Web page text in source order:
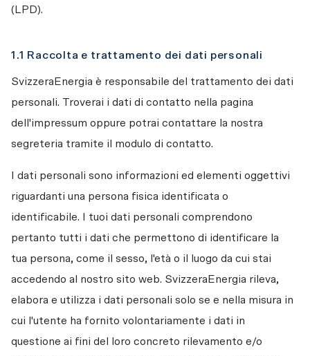
(LPD).
1.1 Raccolta e trattamento dei dati personali
SvizzeraEnergia è responsabile del trattamento dei dati
personali. Troverai i dati di contatto nella pagina
dell'impressum oppure potrai contattare la nostra
segreteria tramite il modulo di contatto.
I dati personali sono informazioni ed elementi oggettivi
riguardanti una persona fisica identificata o
identificabile. I tuoi dati personali comprendono
pertanto tutti i dati che permettono di identificare la
tua persona, come il sesso, l'età o il luogo da cui stai
accedendo al nostro sito web. SvizzeraEnergia rileva,
elabora e utilizza i dati personali solo se e nella misura in
cui l'utente ha fornito volontariamente i dati in
questione ai fini del loro concreto rilevamento e/o